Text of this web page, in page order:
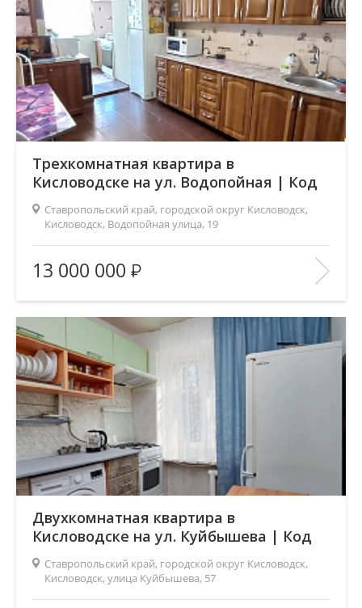
Трехкомнатная квартира в
Кисловодске на ул. Водопойная | Код
5339Ставропольский край, городской округ Кисловодск,
Кисловодск, Водопойная улица, 19
Площадь(общ. /жил. /кухня), м2:
85/45/11
Число комнат:
3
Этаж:
1/5
В ИЗБРАННОЕ
13 000 000
Двухкомнатная квартира в
Кисловодске на ул. Куйбышева | Код
5292Ставропольский край, городской округ Кисловодск,
Кисловодск, улица Куйбышева, 57
Площадь(общ. /жил. /кухня), м2:
42/28/6